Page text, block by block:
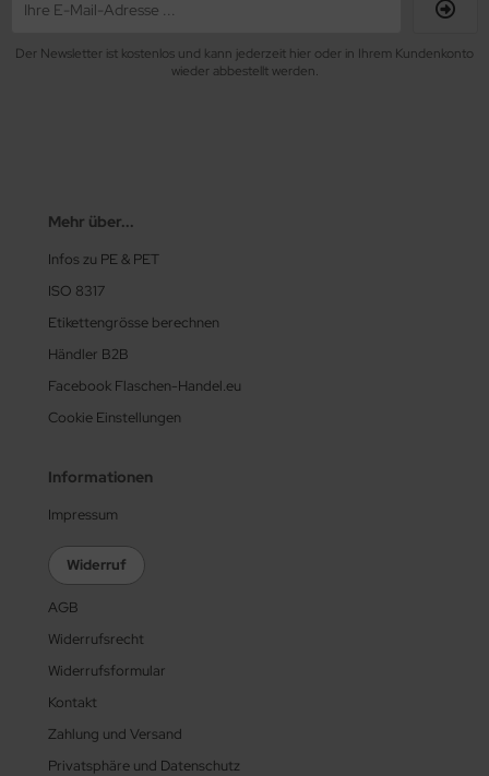
Der Newsletter ist kostenlos und kann jederzeit hier oder in Ihrem Kundenkonto
wieder abbestellt werden.
Mehr über...
Infos zu PE & PET
ISO 8317
Etikettengrösse berechnen
Händler B2B
Facebook Flaschen-Handel.eu
Cookie Einstellungen
Informationen
Impressum
Widerruf
AGB
Widerrufsrecht
Widerrufsformular
Kontakt
Zahlung und Versand
Privatsphäre und Datenschutz